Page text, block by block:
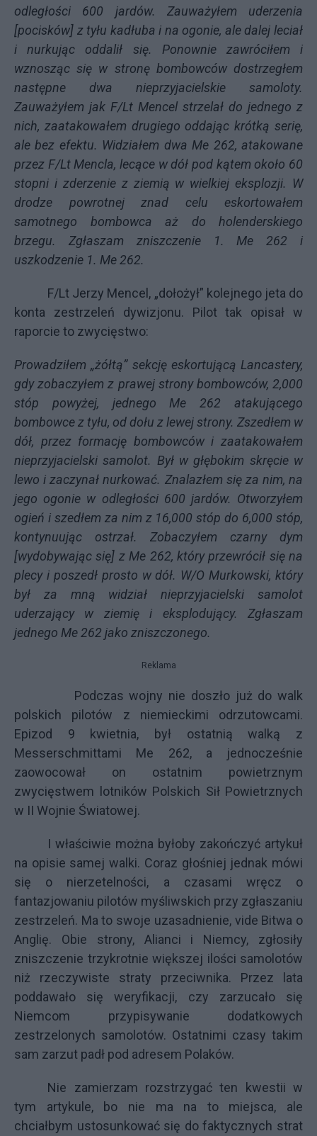
odległości 600 jardów. Zauważyłem uderzenia
[pocisków] z tyłu kadłuba i na ogonie, ale dalej leciał
i nurkując oddalił się. Ponownie zawróciłem i
wznosząc się w stronę bombowców dostrzegłem
następne dwa nieprzyjacielskie samoloty.
Zauważyłem jak F/Lt Mencel strzelał do jednego z
nich, zaatakowałem drugiego oddając krótką serię,
ale bez efektu. Widziałem dwa Me 262, atakowane
przez F/Lt Mencla, lecące w dół pod kątem około 60
stopni i zderzenie z ziemią w wielkiej eksplozji. W
drodze powrotnej znad celu eskortowałem
samotnego bombowca aż do holenderskiego
brzegu. Zgłaszam zniszczenie 1. Me 262 i
uszkodzenie 1. Me 262.
F/Lt Jerzy Mencel, „dołożył” kolejnego jeta do
konta zestrzeleń dywizjonu. Pilot tak opisał w
raporcie to zwycięstwo:
Prowadziłem „żółtą” sekcję eskortującą Lancastery,
gdy zobaczyłem z prawej strony bombowców, 2,000
stóp powyżej, jednego Me 262 atakującego
bombowce z tyłu, od dołu z lewej strony. Zszedłem w
dół, przez formację bombowców i zaatakowałem
nieprzyjacielski samolot. Był w głębokim skręcie w
lewo i zaczynał nurkować. Znalazłem się za nim, na
jego ogonie w odległości 600 jardów. Otworzyłem
ogień i szedłem za nim z 16,000 stóp do 6,000 stóp,
kontynuując ostrzał. Zobaczyłem czarny dym
[wydobywając się] z Me 262, który przewrócił się na
plecy i poszedł prosto w dół. W/O Murkowski, który
był za mną widział nieprzyjacielski samolot
uderzający w ziemię i eksplodujący. Zgłaszam
jednego Me 262 jako zniszczonego.
Reklama
Podczas wojny nie doszło już do walk
polskich pilotów z niemieckimi odrzutowcami.
Epizod 9 kwietnia, był ostatnią walką z
Messerschmittami Me 262, a jednocześnie
zaowocował on ostatnim powietrznym
zwycięstwem lotników Polskich Sił Powietrznych
w II Wojnie Światowej.
I właściwie można byłoby zakończyć artykuł
na opisie samej walki. Coraz głośniej jednak mówi
się o nierzetelności, a czasami wręcz o
fantazjowaniu pilotów myśliwskich przy zgłaszaniu
zestrzeleń. Ma to swoje uzasadnienie, vide Bitwa o
Anglię. Obie strony, Alianci i Niemcy, zgłosiły
zniszczenie trzykrotnie większej ilości samolotów
niż rzeczywiste straty przeciwnika. Przez lata
poddawało się weryfikacji, czy zarzucało się
Niemcom przypisywanie dodatkowych
zestrzelonych samolotów. Ostatnimi czasy takim
sam zarzut padł pod adresem Polaków.
Nie zamierzam rozstrzygać ten kwestii w
tym artykule, bo nie ma na to miejsca, ale
chciałbym ustosunkować się do faktycznych strat